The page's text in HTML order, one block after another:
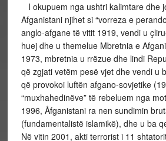
I okupuem nga ushtri kalimtare dhe
Afganistani njihet si “vorreza e
anglo-afgane të vitit 1919, vendi u
huej dhe u themelue Mbretnia e
1973, mbretnia u rrëzue dhe lindi
që zgjati vetëm pesë vjet dhe vendi u
që provokoi luftën afgano-sovjetike
“muxhahedinëve” të rebeluem nga
1996, Åfganistani ra nen sundimin
(fundamentalistë islamikë), dhe u ba
Në vitin 2001, akti terrorist i 11